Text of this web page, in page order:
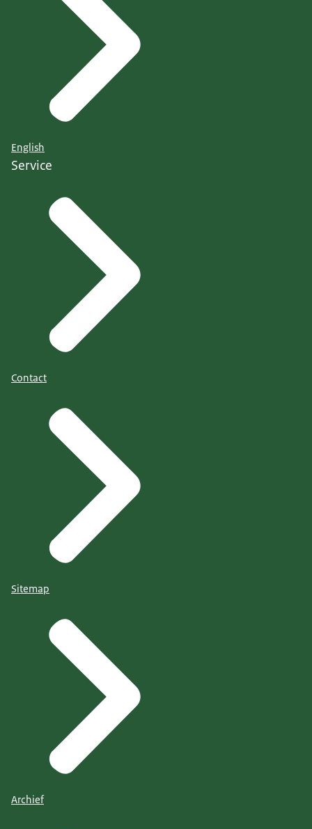
English
Service
Contact
Sitemap
Archief